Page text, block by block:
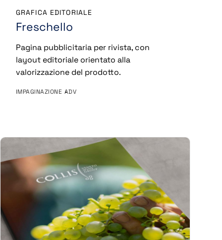
GRAFICA EDITORIALE
Freschello
Pagina pubblicitaria per rivista, con
layout editoriale orientato alla
valorizzazione del prodotto.
IMPAGINAZIONE ADV